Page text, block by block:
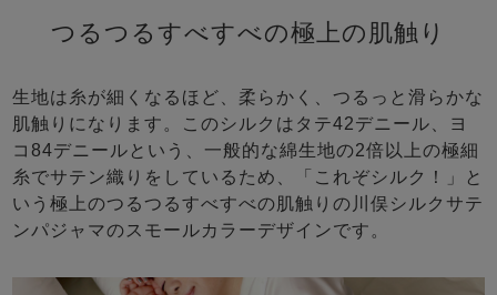
つるつるすべすべの極上の肌触り
生地は糸が細くなるほど、柔らかく、つるっと滑らかな
肌触りになります。このシルクはタテ42デニール、ヨ
コ84デニールという、一般的な綿生地の2倍以上の極細
糸でサテン織りをしているため、「これぞシルク！」と
いう極上のつるつるすべすべの肌触りの川俣シルクサテ
ンパジャマのスモールカラーデザインです。